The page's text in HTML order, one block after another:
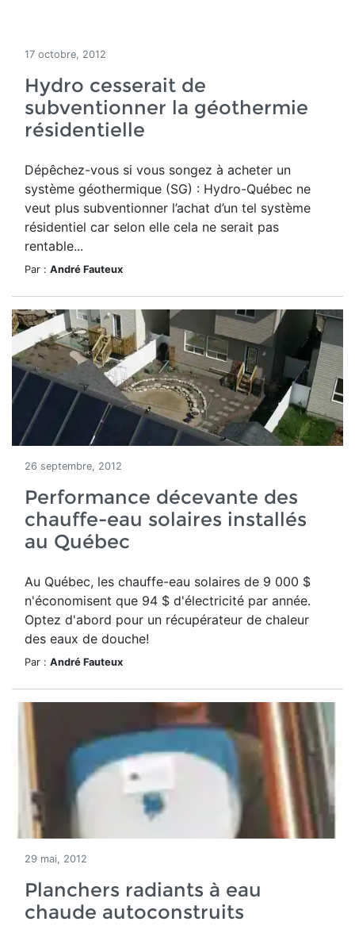
17 octobre, 2012
Hydro cesserait de
subventionner la géothermie
résidentielle
Dépêchez-vous si vous songez à acheter un
système géothermique (SG) : Hydro-Québec ne
veut plus subventionner l’achat d’un tel système
résidentiel car selon elle cela ne serait pas
rentable...
Par : André Fauteux
26 septembre, 2012
Performance décevante des
chauffe-eau solaires installés
au Québec
Au Québec, les chauffe-eau solaires de 9 000 $
n'économisent que 94 $ d'électricité par année.
Optez d'abord pour un récupérateur de chaleur
des eaux de douche!
Par : André Fauteux
29 mai, 2012
Planchers radiants à eau
chaude autoconstruits